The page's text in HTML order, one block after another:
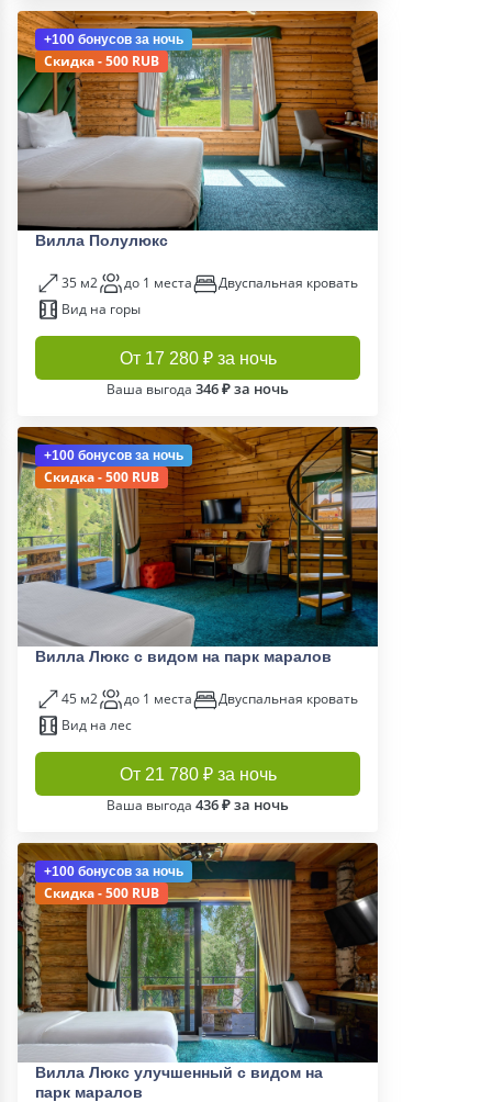
+100 бонусов за ночь
Скидка - 500 RUB
Вилла Полулюкс
35 м2 до 1 места
Двуспальная кровать
Вид на горы
От 17 280 ₽ за ночь
Ваша выгода 346 ₽ за ночь
+100 бонусов за ночь
Скидка - 500 RUB
Вилла Люкс с видом на парк маралов
45 м2 до 1 места
Двуспальная кровать
Вид на лес
От 21 780 ₽ за ночь
Ваша выгода 436 ₽ за ночь
+100 бонусов за ночь
Скидка - 500 RUB
Вилла Люкс улучшенный с видом на
парк маралов